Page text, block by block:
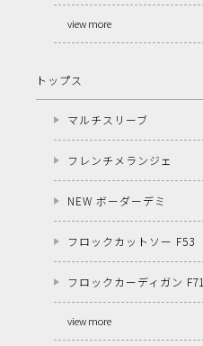
view more
トップス
マルチスリーブ
フレンチメランジェ
NEW ボーダーデミ
フロックカットソー F53
フロックカーディガン F71
view more